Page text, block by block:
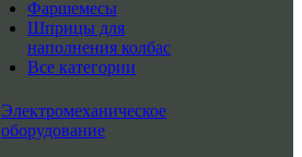
Фаршемесы
Шприцы для
наполнения колбас
Все категории
Электромеханическое
оборудование